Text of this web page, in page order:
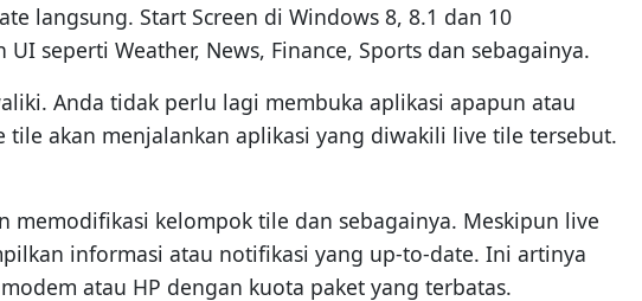
langsung. Start Screen di Windows 8, 8.1 dan 10
seperti Weather, News, Finance, Sports dan sebagainya.
Anda tidak perlu lagi membuka aplikasi apapun atau
akan menjalankan aplikasi yang diwakili live tile tersebut.
kelompok tile dan sebagainya. Meskipun live
informasi atau notifikasi yang up-to-date. Ini artinya
atau HP dengan kuota paket yang terbatas.